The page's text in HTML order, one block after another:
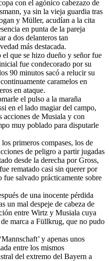
con el agónico cabezazo de
ya sin la vieja guardia tras
y Müller, acudían a la cita
en punta de la pareja
a dos delanteros tan
más destacada.
que se hizo dueño y señor fue
fue condecorado por su
90 minutos sacó a relucir su
caramelos en
en ataque.
el pulso a la maraña
en el lado magiar del campo,
acciones de Musiala y con
muy poblado para disputarle
primeros compases, los de
de peligro a partir jugadas
desde la derecha por Gross,
rematado casi sin querer por
salvado prácticamente sobre
de una inocente pérdida
un mal despeje de cabeza de
entre Wirtz y Musiala cuya
marca a Füllkrug, que no pudo
y apenas unos
entre los mismos
del extremo del Bayern a